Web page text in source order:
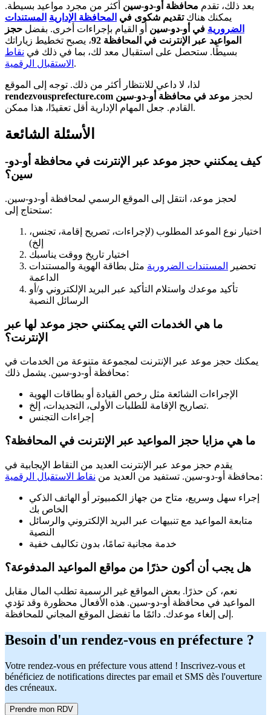
بعد ذلك، تقدم محافظة أو-دو-سين أكثر من مجرد مواعيد بسيطة.
يمكنك هناكتقديم شكوى في المحافظة الإدارية المستندات
الضرورية في أو-دو-سين أو القيام بإجراءات أخرى. بفضل حجز
المواعيد عبر الإنترنت في المحافظة 92
، يصبح تخطيط زياراتك
بسيطًا. ستحصل على استقبال معد لك، بما في ذلك في نقاط
الاستقبال الرقمية .
لذا، لا داعي للانتظار أكثر من ذلك. توجه إلى الموقع
rendezvousprefecture.com
لحجز موعد في محافظة أو-دو-سين
القادم. جعل المهام الإدارية أقل تعقيدًا، هذا ممكن.
الأسئلة الشائعة
كيف يمكنني حجز موعد عبر الإنترنت في محافظة أو-دو-
سين؟
لحجز موعد، انتقل إلى الموقع الرسمي لمحافظة أو-دو-سين.
ستحتاج إلى:
اختيار نوع الموعد المطلوب (لإجراءات، تصريح إقامة، تجنس،
إلخ)
اختيار تاريخ ووقت يناسبك
تحضير
المستندات الضرورية مثل بطاقة الهوية والمستندات
الداعمة
تأكيد موعدك واستلام التأكيد عبر البريد الإلكتروني و/أو
الرسائل النصية
ما هي الخدمات التي يمكنني حجز موعد لها عبر
الإنترنت؟
يمكنك حجز موعد عبر الإنترنت لمجموعة متنوعة من الخدمات في
محافظة أو-دو-سين. يشمل ذلك:
الإجراءات الشائعة مثل رخص القيادة أو بطاقات الهوية
تصاريح الإقامة للطلبات الأولى، التجديدات، إلخ.
إجراءات التجنس
ما هي مزايا حجز المواعيد عبر الإنترنت في المحافظة؟
يقدم حجز موعد عبر الإنترنت العديد من النقاط الإيجابية في
محافظة أو-دو-سين. تستفيد من العديد من نقاط الاستقبال الرقمية :
إجراء سهل وسريع، متاح من جهاز الكمبيوتر أو الهاتف الذكي
الخاص بك
متابعة المواعيد مع تنبيهات عبر البريد الإلكتروني والرسائل
النصية
خدمة مجانية تمامًا، بدون تكاليف خفية
هل يجب أن أكون حذرًا من مواقع المواعيد المدفوعة؟
نعم، كن حذرًا. بعض المواقع غير الرسمية تطلب المال مقابل
المواعيد في محافظة أو-دو-سين. هذه الأفعال محظورة وقد تؤدي
إلى إلغاء موعدك. دائمًا ما تفضل الموقع المجاني للمحافظة.
Besoin d'un rendez-vous en préfecture ?
Votre rendez-vous en préfecture vous attend ! Inscrivez-vous et
bénéficiez de notifications directes par email et SMS dès l'ouverture
des créneaux.
Prendre mon RDV